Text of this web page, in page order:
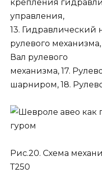
крепления
управления,
13. Гидравлический
рулевого
Вал рулевого
механизма, 17.
шарниром, 18.
Рис.20. Схема
Т250